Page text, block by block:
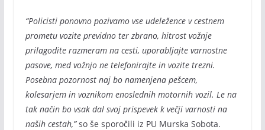
“Policisti ponovno pozivamo vse udeležence v cestnem
prometu vozite previdno ter zbrano, hitrost vožnje
prilagodite razmeram na cesti, uporabljajte varnostne
pasove, med vožnjo ne telefonirajte in vozite trezni.
Posebna pozornost naj bo namenjena pešcem,
kolesarjem in voznikom enoslednih motornih vozil. Le na
tak način bo vsak dal svoj prispevek k večji varnosti na
naših cestah,”so še sporočili iz PU Murska Sobota.